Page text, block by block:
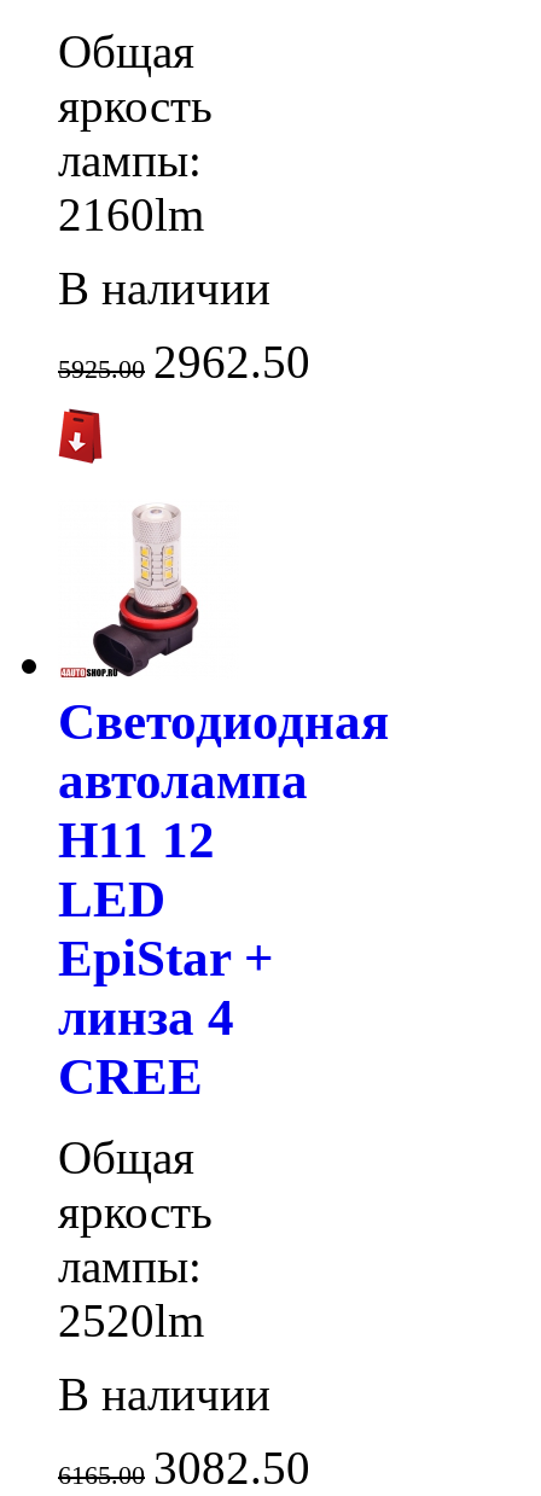
Общая
яркость
лампы:
2160lm
В наличии
5925.00 2962.50
Светодиодная
автолампа
H11 12
LED
EpiStar +
линза 4
CREE
Общая
яркость
лампы:
2520lm
В наличии
6165.00 3082.50